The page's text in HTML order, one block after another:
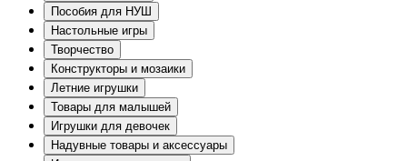
Пособия для НУШ
Настольные игры
Творчество
Конструкторы и мозаики
Летние игрушки
Товары для малышей
Игрушки для девочек
Надувные товары и аксессуары